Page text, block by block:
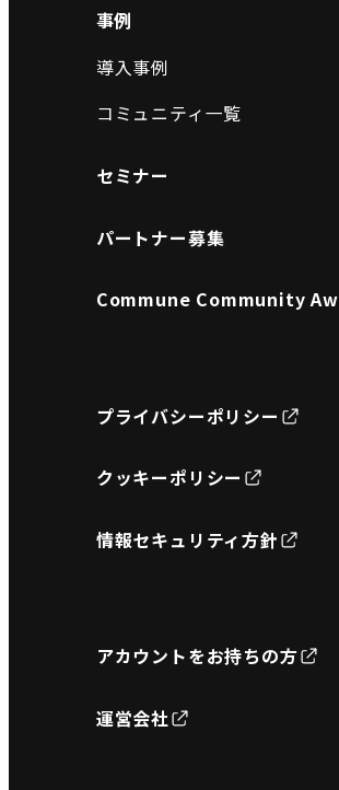
事例
導入事例
コミュニティ一覧
セミナー
パートナー募集
Commune Community
プライバシーポリシー
クッキーポリシー
情報セキュリティ方針
アカウントをお持ちの方
運営会社